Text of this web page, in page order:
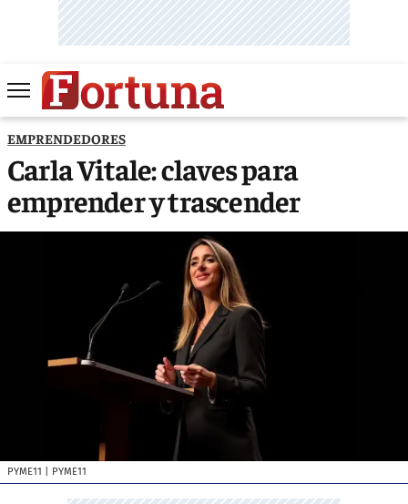
EMPRENDEDORES
Carla Vitale: claves para
emprender y trascender
PYME11 | PYME11